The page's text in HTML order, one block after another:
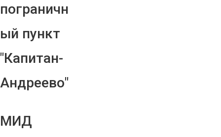
пограничн
ый пункт
"Капитан-
Андреево"
МИД